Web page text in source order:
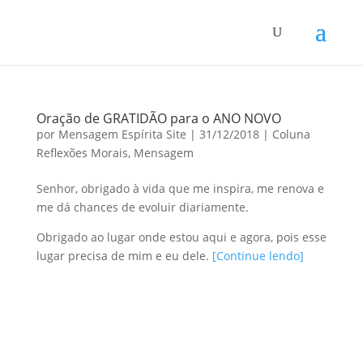
Oração de GRATIDÃO para o ANO NOVO
por Mensagem Espírita Site | 31/12/2018| Coluna
Reflexões Morais, Mensagem
Senhor, obrigado à vida que me inspira, me renova e
me dá chances de evoluir diariamente.
Obrigado ao lugar onde estou aqui e agora, pois esse
lugar precisa de mim e eu dele. [Continue lendo]